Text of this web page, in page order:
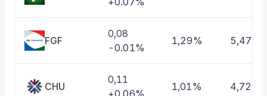
FGF
0,08
-0.01%
1,29% 5,47%
CHU
0,11
+0.06%
1,01% 4,72%